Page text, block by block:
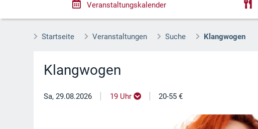
Veranstaltungskalender
Startseite Veranstaltungen Suche Klangwogen
Klangwogen
Sa, 29.08.2026 | 19 Uhr | 20-55 €